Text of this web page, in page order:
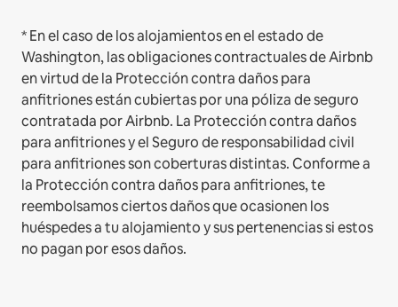
* En el caso de los alojamientos en el estado de
Washington, las obligaciones contractuales de Airbnb
en virtud de la Protección contra daños para
anfitriones están cubiertas por una póliza de seguro
contratada por Airbnb. La Protección contra daños
para anfitriones y el Seguro de responsabilidad civil
para anfitriones son coberturas distintas. Conforme a
la Protección contra daños para anfitriones, te
reembolsamos ciertos daños que ocasionen los
huéspedes a tu alojamiento y sus pertenencias si estos
no pagan por esos daños.